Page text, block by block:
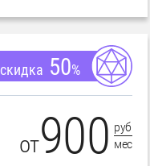
скидка 50%
от900 руб
мес